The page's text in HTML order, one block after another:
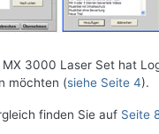
3000 Laser Set hat
möchten (siehe Seite 4).
finden Sie auf Seite